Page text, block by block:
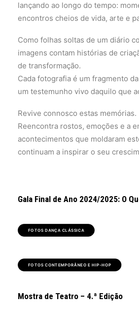
CEDÊNCIA DE ESPAÇOS
lançando ao longo do tempo:
encontros cheios de vida, arte e
Como folhas soltas de um diário
imagens contam histórias de
de transformação.
Cada fotografia é um fragmento
um testemunho vivo daquilo que
Revive connosco estas memórias.
Reencontra rostos, emoções e a
acontecimentos que moldaram
continuam a inspirar o seu
Gala Final de Ano 2024/2025: O
FOTOS DANÇA CLÁSSICA
FOTOS CONTEMPORÂNEO E HIP-HOP
Mostra de Teatro – 4.ª Edição